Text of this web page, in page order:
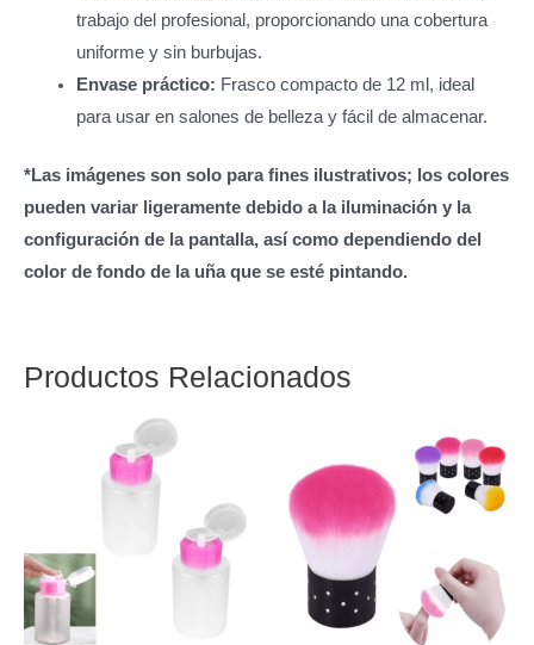
trabajo del profesional, proporcionando una cobertura
uniforme y sin burbujas.
Envase práctico: Frasco compacto de 12 ml, ideal
para usar en salones de belleza y fácil de almacenar.
*Las imágenes son solo para fines ilustrativos; los colores
pueden variar ligeramente debido a la iluminación y la
configuración de la pantalla, así como dependiendo del
color de fondo de la uña que se esté pintando.
Productos Relacionados